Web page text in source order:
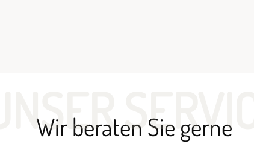
UNSER SERVICE
Wir beraten Sie gerne